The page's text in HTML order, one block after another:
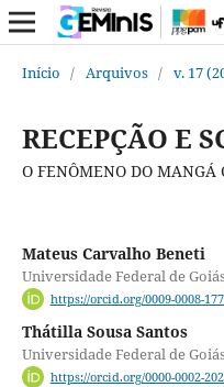
Início / Arquivos / v. 17
RECEPÇÃO E
O FENÔMENO DO
Mateus Carvalho Beneti
Universidade Federal de
https://orcid.org/0009-0008-
Thátilla Sousa Santos
Universidade Federal de
https://orcid.org/0000-0002-